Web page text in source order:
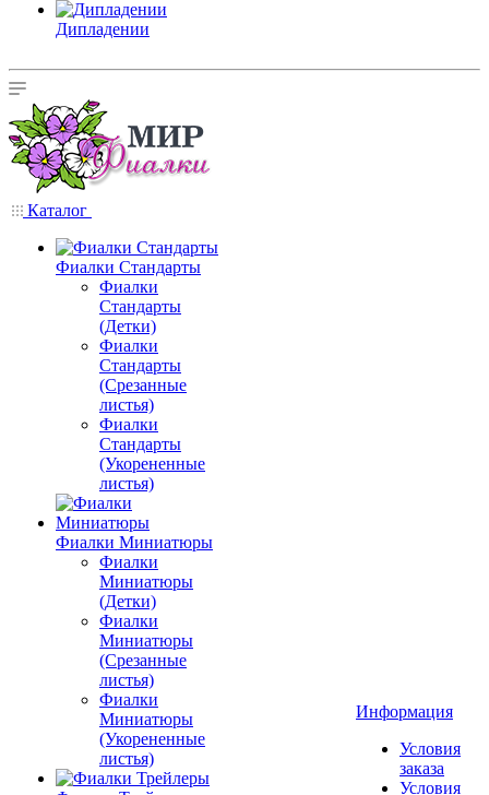
Дипладении
Каталог
Фиалки Стандарты
Фиалки
Стандарты
(Детки)
Фиалки
Стандарты
(Срезанные
листья)
Фиалки
Стандарты
(Укорененные
листья)
Фиалки Миниатюры
Фиалки
Миниатюры
(Детки)
Фиалки
Миниатюры
(Срезанные
листья)
Фиалки
Миниатюры
(Укорененные
листья)
Информация
Условия
заказа
Условия